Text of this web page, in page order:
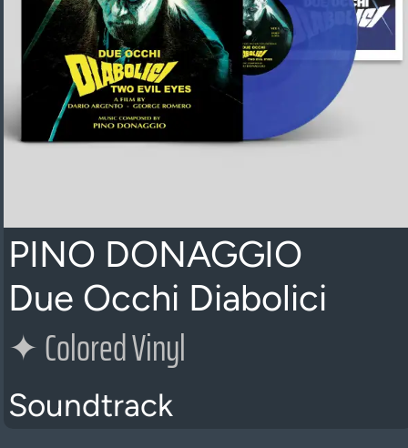
PINO DONAGGIO
Due Occhi Diabolici
✦Colored Vinyl
Soundtrack